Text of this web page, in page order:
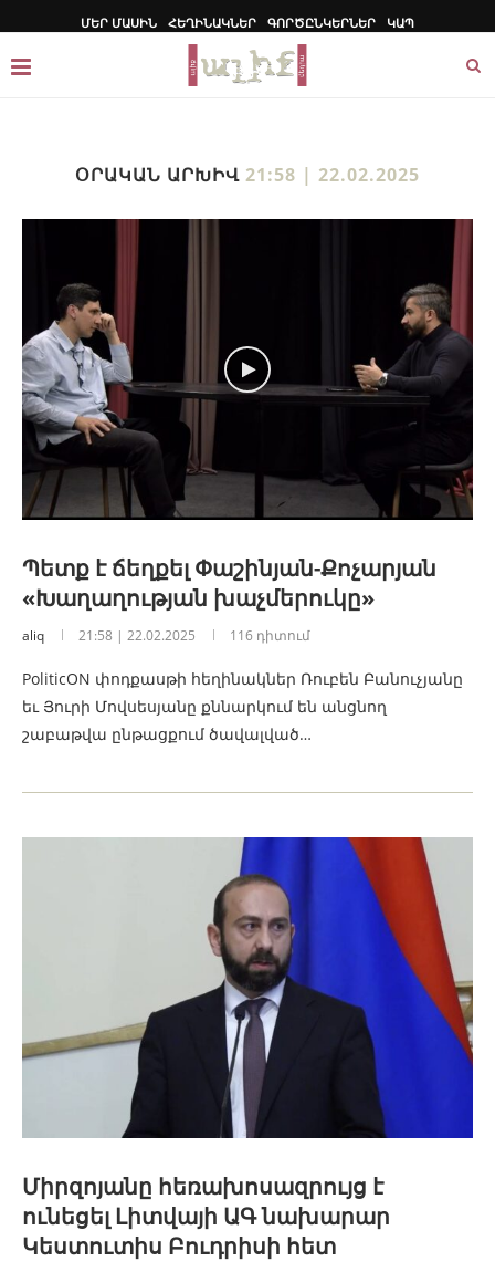
ՄԵՐ ՄԱՍԻՆ ՀԵՂԻՆԱԿՆԵՐ ԳՈՐԾԸՆԿԵՐՆԵՐ ԿԱՊ
ՕՐԱԿԱՆ ԱՐԽԻՎ 21:58 | 22.02.2025
Պետք է ճեղքել Փաշինյան-Քոչարյան
«Խաղաղության խաչմերուկը»
aliq 21:58 | 22.02.2025 116 դիտում
PoliticON փոդքասթի հեղինակներ Ռուբեն Բանուչյանը
եւ Յուրի Մովսեսյանը քննարկում են անցնող
շաբաթվա ընթացքում ծավալված…
Միրզոյանը հեռախոսազրույց է
ունեցել Լիտվայի ԱԳ նախարար
Կեստուտիս Բուդրիսի հետ